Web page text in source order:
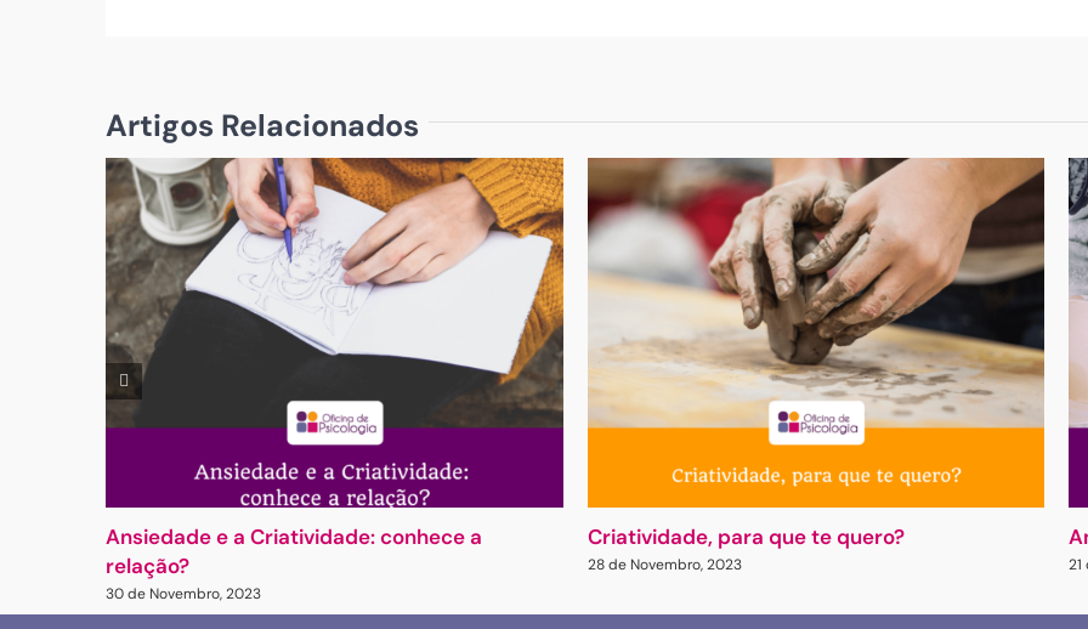
Artigos Relacionados
Ansiedade e a Criatividade: conhece a
relação?
30 de Novembro, 2023
Criatividade, para que te quero?
28 de Novembro, 2023